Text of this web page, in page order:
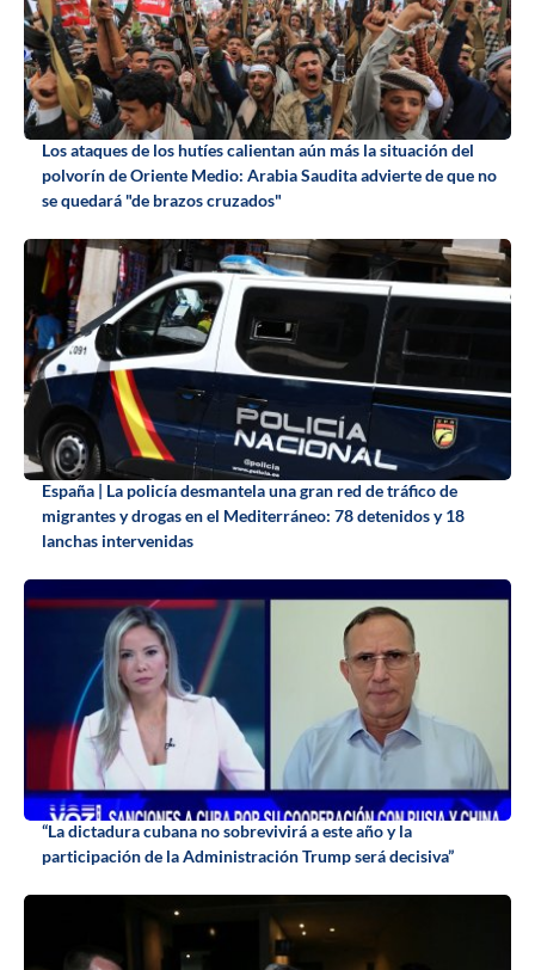
Los ataques de los hutíes calientan aún más la situación del
polvorín de Oriente Medio: Arabia Saudita advierte de que no
se quedará "de brazos cruzados"
España | La policía desmantela una gran red de tráfico de
migrantes y drogas en el Mediterráneo: 78 detenidos y 18
lanchas intervenidas
“La dictadura cubana no sobrevivirá a este año y la
participación de la Administración Trump será decisiva”